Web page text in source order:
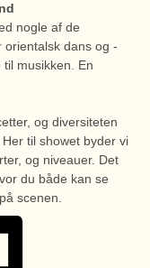
nogle af de
orientalsk dans og -
musikken. En
og diversiteten
til showet byder vi
og niveauer. Det
du både kan se
scenen.